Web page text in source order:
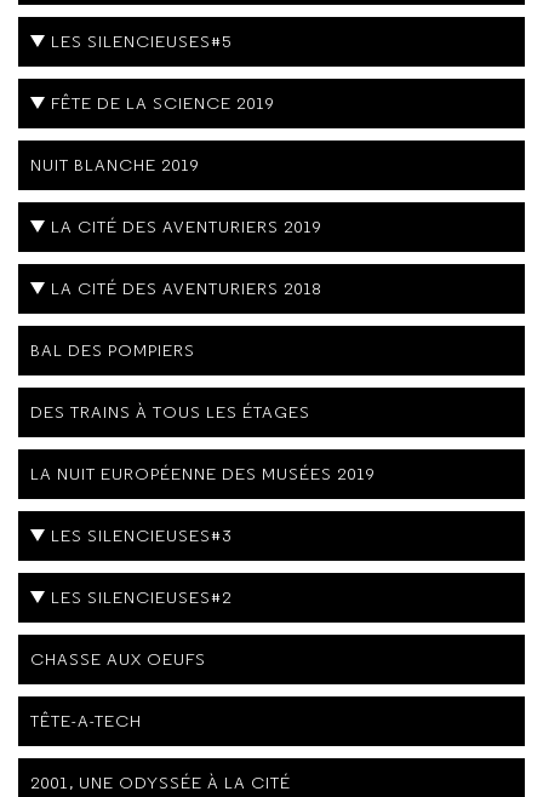
LES SILENCIEUSES#5
FÊTE DE LA SCIENCE 2019
NUIT BLANCHE 2019
LA CITÉ DES AVENTURIERS 2019
LA CITÉ DES AVENTURIERS 2018
BAL DES POMPIERS
DES TRAINS À TOUS LES ÉTAGES
LA NUIT EUROPÉENNE DES MUSÉES 2019
LES SILENCIEUSES#3
LES SILENCIEUSES#2
CHASSE AUX OEUFS
TÊTE-A-TECH
2001, UNE ODYSSÉE À LA CITÉ